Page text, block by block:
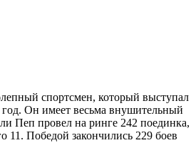
спортсмен, который выступал
Он имеет весьма внушительный
Пеп провел на ринге 242 поединка,
11. Победой закончились 229 боев